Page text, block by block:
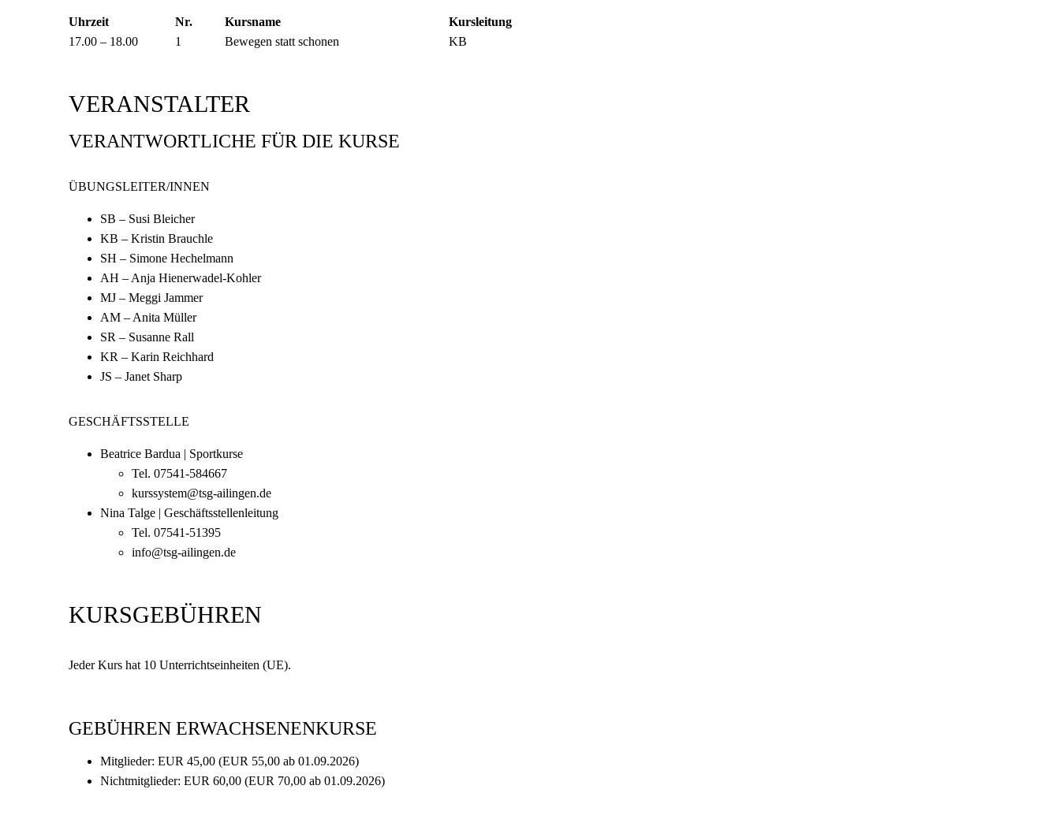
Uhrzeit Nr. Kursname
Kursleitung
17.00 – 18.00
1 Bewegen statt schonen KB
VERANSTALTER
VERANTWORTLICHE FÜR DIE KURSE
ÜBUNGSLEITER/INNEN
SB – Susi Bleicher
KB – Kristin Brauchle
SH – Simone Hechelmann
AH – Anja Hienerwadel-Kohler
MJ – Meggi Jammer
AM – Anita Müller
SR – Susanne Rall
KR – Karin Reichhard
JS – Janet Sharp
GESCHÄFTSSTELLE
Beatrice Bardua | Sportkurse
Tel. 07541-584667
kurssystem@tsg-ailingen.de
Nina Talge | Geschäftsstellenleitung
Tel. 07541-51395
info@tsg-ailingen.de
KURSGEBÜHREN
Jeder Kurs hat 10 Unterrichtseinheiten (UE).
GEBÜHREN ERWACHSENENKURSE
Mitglieder: EUR 45,00 (EUR 55,00 ab 01.09.2026)
Nichtmitglieder: EUR 60,00 (EUR 70,00 ab 01.09.2026)